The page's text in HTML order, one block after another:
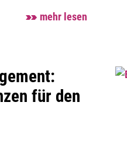
mehr lesen
für den